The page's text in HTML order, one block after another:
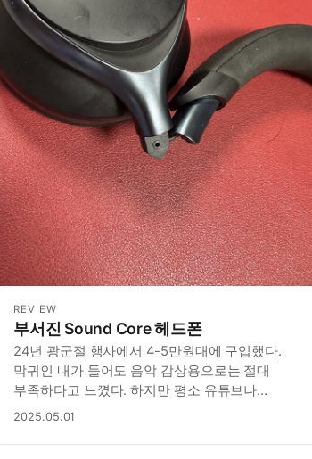
REVIEW
부서진 Sound Core 헤드폰
24년 광군절 행사에서 4-5만원대에 구입했다.
막귀인 내가 들어도 음악 감상용으로는 절대
부족하다고 느꼈다. 하지만 평소 유튜브나
팟캐스트 등 보이스 위주로 듣기 때문에 별
하지만, 내가 가진 유일한 헤드폰으로 역할을 잘
2025.05.01